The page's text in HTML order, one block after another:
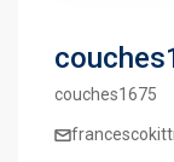
couches1675